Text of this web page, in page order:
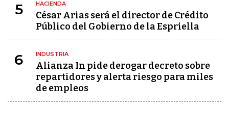
5 HACIENDA
César Arias será el director de Crédito
Público del Gobierno de la Espriella
6 INDUSTRIA
Alianza In pide derogar decreto sobre
repartidores y alerta riesgo para miles
de empleos